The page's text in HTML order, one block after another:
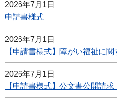
2026年7月1日
申請書様式
2026年7月1日
【申請書様式】障がい福祉に関
2026年7月1日
【申請書様式】公文書公開請求